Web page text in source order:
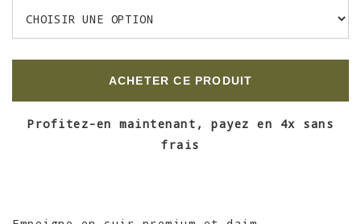
ACHETER CE PRODUIT
Profitez-en maintenant, payez en 4x sans
frais